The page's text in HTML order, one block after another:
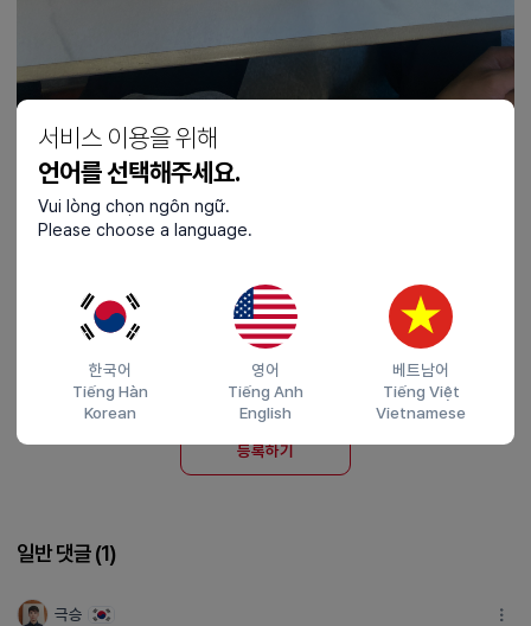
서비스 이용을 위해
언어를 선택해주세요.
Vui lòng chọn ngôn ngữ.
Please choose a language.
한국어
Tiếng Hàn
Korean
영어
Tiếng Anh
English
베트남어
Tiếng Việt
Vietnamese(0 / 200)
등록하기
일반 댓글 (1)
극승